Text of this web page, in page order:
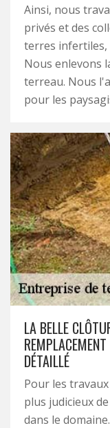
Ainsi, nous
privés et des
terres infertiles,
Nous enlevons
terreau. Nous
pour les
LA BELLE
DÉTAILLÉ
Pour les
plus judicieux
dans le